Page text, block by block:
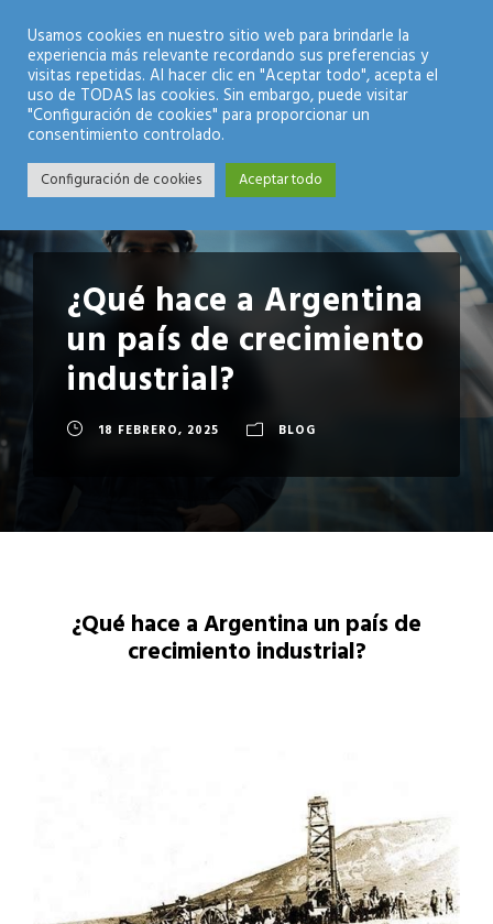
Modo Nocturno
¿Qué hace a Argentina
un país de crecimiento
industrial?
18 FEBRERO, 2025 BLOG
¿Qué hace a Argentina un país de
crecimiento industrial?
Usamos cookies en nuestro sitio web para brindarle la
experiencia más relevante recordando sus preferencias y
visitas repetidas. Al hacer clic en "Aceptar todo", acepta el
uso de TODAS las cookies. Sin embargo, puede visitar
"Configuración de cookies" para proporcionar un
consentimiento controlado.
Configuración de cookies Aceptar todo